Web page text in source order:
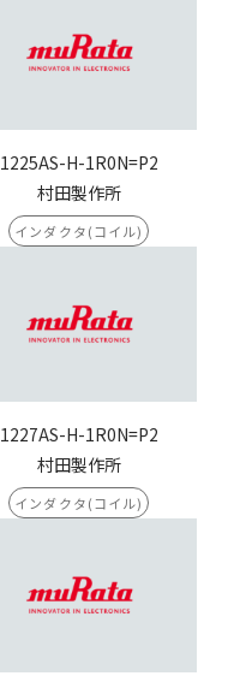
1225AS-H-1R0N=P2
村田製作所
インダクタ(コイル)
1227AS-H-1R0N=P2
村田製作所
インダクタ(コイル)